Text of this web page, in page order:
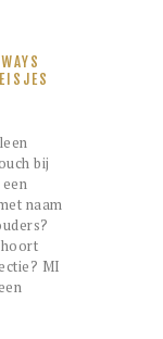
bij
naam
MI